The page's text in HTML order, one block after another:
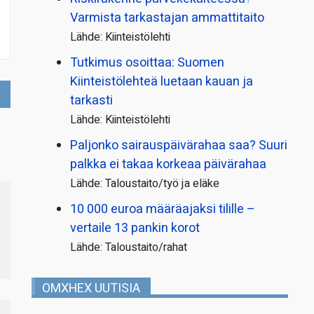
Varmista tarkastajan ammattitaito
Lähde: Kiinteistölehti
Tutkimus osoittaa: Suomen
Kiinteistölehteä luetaan kauan ja
tarkasti
Lähde: Kiinteistölehti
Paljonko sairauspäivä­rahaa saa? Suuri
palkka ei takaa korkeaa päivärahaa
Lähde: Taloustaito/työ ja eläke
10 000 euroa määräajaksi tilille –
vertaile 13 pankin korot
Lähde: Taloustaito/rahat
OMXHEX UUTISIA